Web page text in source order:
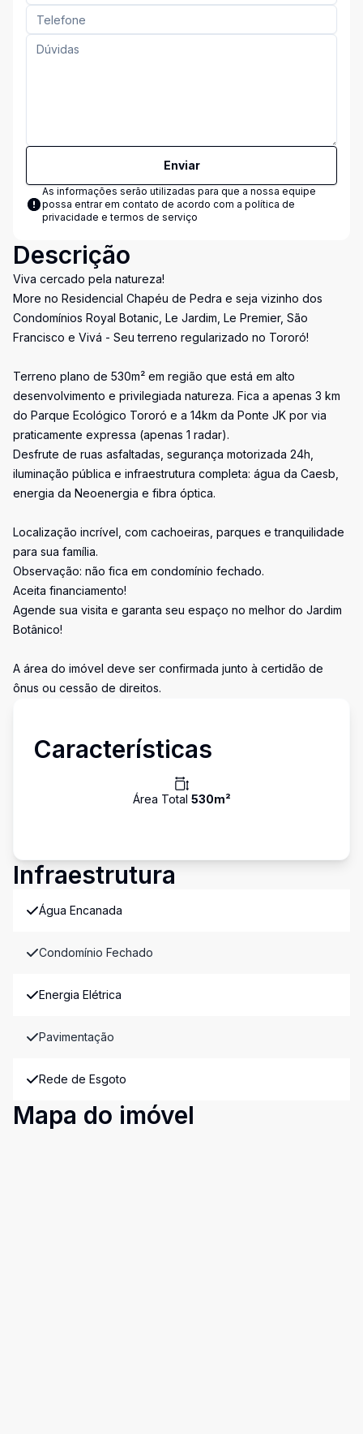
Enviar
As informações serão utilizadas para que a nossa equipe
possa entrar em contato de acordo com a política de
privacidade e termos de serviço
Descrição
Viva cercado pela natureza!
More no Residencial Chapéu de Pedra e seja vizinho dos
Condomínios Royal Botanic, Le Jardim, Le Premier, São
Francisco e Vivá - Seu terreno regularizado no Tororó!
Terreno plano de 530m² em região que está em alto
desenvolvimento e privilegiada natureza. Fica a apenas 3 km
do Parque Ecológico Tororó e a 14km da Ponte JK por via
praticamente expressa (apenas 1 radar).
Desfrute de ruas asfaltadas, segurança motorizada 24h,
iluminação pública e infraestrutura completa: água da Caesb,
energia da Neoenergia e fibra óptica.
Localização incrível, com cachoeiras, parques e tranquilidade
para sua família.
Observação: não fica em condomínio fechado.
Aceita financiamento!
Agende sua visita e garanta seu espaço no melhor do Jardim
Botânico!
A área do imóvel deve ser confirmada junto à certidão de
ônus ou cessão de direitos.
Características
Área Total 530m²
Infraestrutura
Água Encanada
Condomínio Fechado
Energia Elétrica
Pavimentação
Rede de Esgoto
Mapa do imóvel